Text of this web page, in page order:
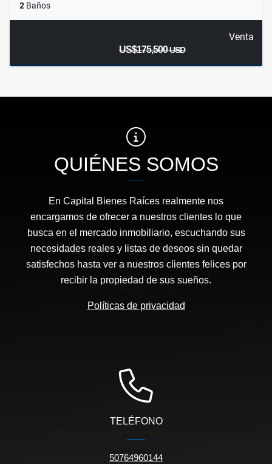
2 Baños
Venta
US$175,500USD
QUIÉNES SOMOS
En Capital Bienes Raíces realmente nos
encargamos de ofrecer a nuestros clientes lo que
busca en el mercado inmobiliario, escuchando sus
necesidades reales y listas de deseos sin quedar
satisfechos hasta ver a nuestros clientes felices por
recibir la propiedad de sus sueños.
Políticas de privacidad
TELÉFONO
50764960144